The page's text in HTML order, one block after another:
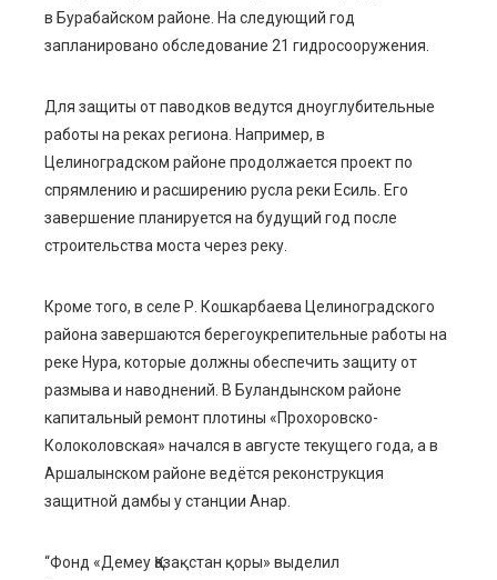
в Бурабайском районе. На следующий год
запланировано обследование 21 гидросооружения.
Для защиты от паводков ведутся дноуглубительные
работы на реках региона. Например, в
Целиноградском районе продолжается проект по
спрямлению и расширению русла реки Есиль. Его
завершение планируется на будущий год после
строительства моста через реку.
Кроме того, в селе Р. Кошкарбаева Целиноградского
района завершаются берегоукрепительные работы на
реке Нура, которые должны обеспечить защиту от
размыва и наводнений. В Буландынском районе
капитальный ремонт плотины «Прохоровско-
Колоколовская» начался в августе текущего года, а в
Аршалынском районе ведётся реконструкция
защитной дамбы у станции Анар.
“Фонд «Демеу Қазақстан қоры» выделил